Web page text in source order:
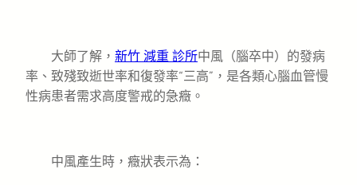
大師了解， 新竹 減重 診所中風（腦卒中）的發病
率、致殘致逝世率和復發率“三高”，是各類心腦血管慢
性病患者需求高度警戒的急癥。
中風產生時，癥狀表示為：